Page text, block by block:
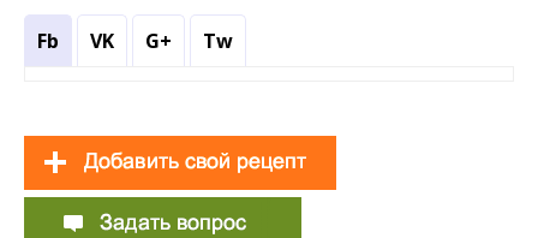
Fb VK G+ Tw